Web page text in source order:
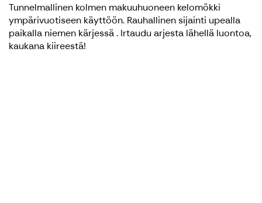
Tunnelmallinen kolmen makuuhuoneen kelomökki
ympärivuotiseen käyttöön. Rauhallinen sijainti upealla
paikalla niemen kärjessä . Irtaudu arjesta lähellä luontoa,
kaukana kiireestä!